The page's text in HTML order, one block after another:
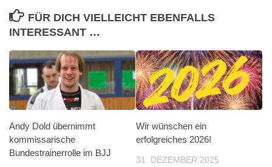
FÜR DICH VIELLEICHT EBENFALLS
INTERESSANT …
Andy Dold übernimmt
kommissarische
Bundestrainerrolle im BJJ
Wir wünschen ein
erfolgreiches 2026!
31. DEZEMBER 2025